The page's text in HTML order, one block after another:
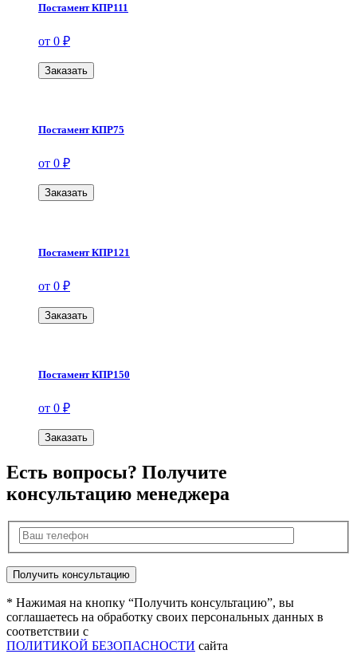
Постамент КПР111
от 0 ₽
Заказать
Постамент КПР75
от 0 ₽
Заказать
Постамент КПР121
от 0 ₽
Заказать
Постамент КПР150
от 0 ₽
Заказать
Есть вопросы? Получите
консультацию менеджера
* Нажимая на кнопку “Получить консультацию”, вы
соглашаетесь на обработку своих персональных данных в
соответствии с
ПОЛИТИКОЙ БЕЗОПАСНОСТИ сайта